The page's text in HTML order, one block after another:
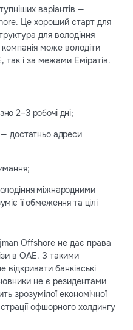
варіантів —
Це хороший старт для
для володіння
може володіти
так і за межами Еміратів.
2–3 робочі дні;
— достатньо адреси
міжнародними
її обмеження та цілі
Offshore не дає права
в ОАЕ. З такими
відкривати банківські
не є резидентами
зрозумілої економічної
офшорного холдингу